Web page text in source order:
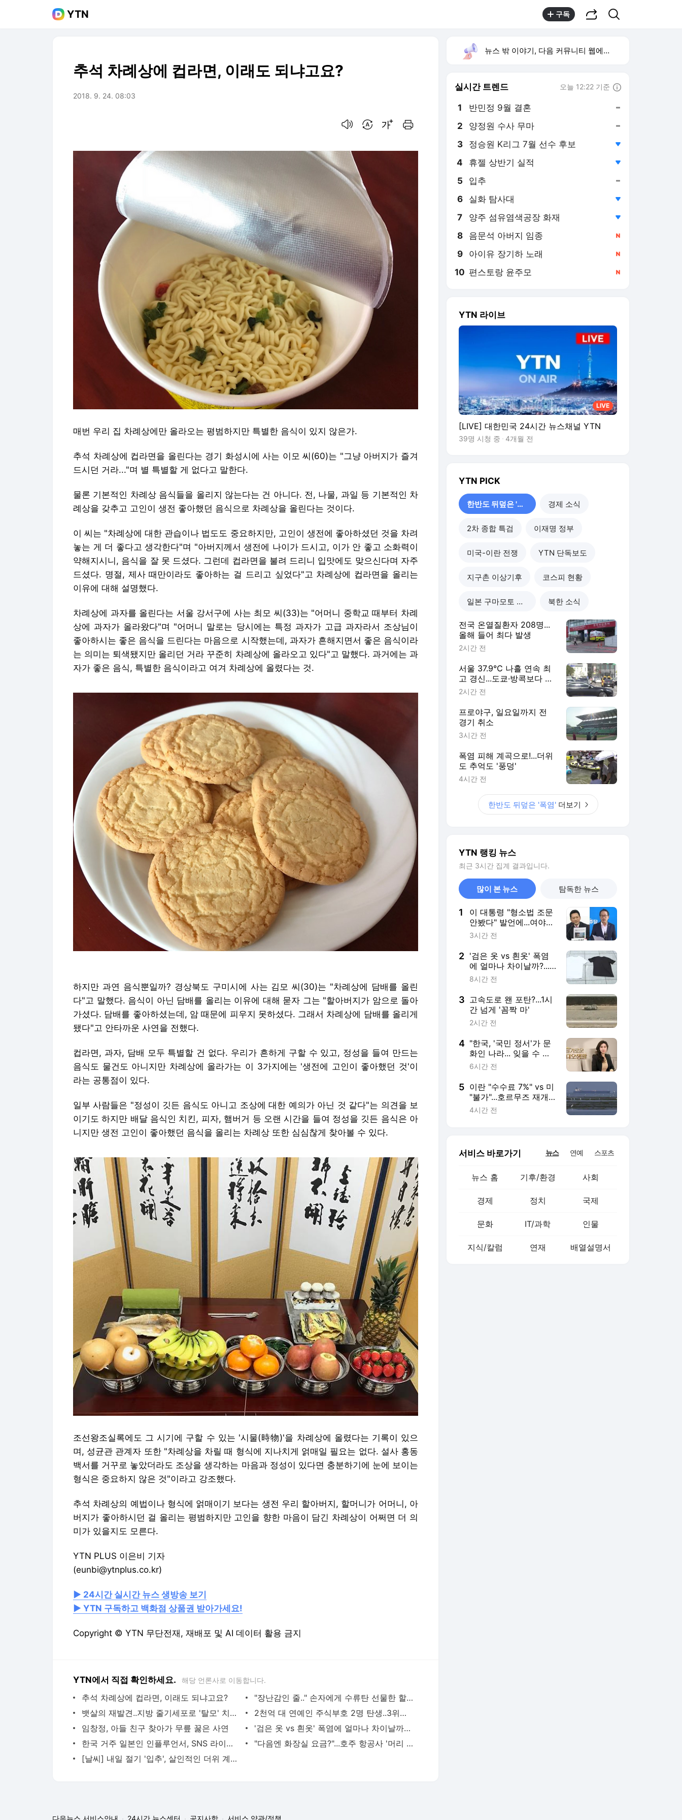
YTN 구독
추석 차례상에 컵라면, 이래도 되냐고요?
2018. 9. 24. 08:03
매번 우리 집 차례상에만 올라오는 평범하지만 특별한 음식이 있지 않은가.
추석 차례상에 컵라면을 올린다는 경기 화성시에 사는 이모 씨(60)는 "그냥 아버지가 즐겨
드시던 거라..."며 별 특별할 게 없다고 말한다.
물론 기본적인 차례상 음식들을 올리지 않는다는 건 아니다. 전, 나물, 과일 등 기본적인 차
례상을 갖추고 고인이 생전 좋아했던 음식으로 차례상을 올린다는 것이다.
이 씨는 "차례상에 대한 관습이나 법도도 중요하지만, 고인이 생전에 좋아하셨던 것을 차려
놓는 게 더 좋다고 생각한다"며 "아버지께서 생전에 나이가 드시고, 이가 안 좋고 소화력이
약해지시니, 음식을 잘 못 드셨다. 그런데 컵라면을 불려 드리니 입맛에도 맞으신다며 자주
드셨다. 명절, 제사 때만이라도 좋아하는 걸 드리고 싶었다"고 차례상에 컵라면을 올리는
이유에 대해 설명했다.
차례상에 과자를 올린다는 서울 강서구에 사는 최모 씨(33)는 "어머니 중학교 때부터 차례
상에 과자가 올라왔다"며 "어머니 말로는 당시에는 특정 과자가 고급 과자라서 조상님이
좋아하시는 좋은 음식을 드린다는 마음으로 시작했는데, 과자가 흔해지면서 좋은 음식이라
는 의미는 퇴색됐지만 올리던 거라 꾸준히 차례상에 올라오고 있다"고 말했다. 과거에는 과
자가 좋은 음식, 특별한 음식이라고 여겨 차례상에 올렸다는 것.
하지만 과연 음식뿐일까? 경상북도 구미시에 사는 김모 씨(30)는 "차례상에 담배를 올린
다"고 말했다. 음식이 아닌 담배를 올리는 이유에 대해 묻자 그는 "할아버지가 암으로 돌아
가셨다. 담배를 좋아하셨는데, 암 때문에 피우지 못하셨다. 그래서 차례상에 담배를 올리게
됐다"고 안타까운 사연을 전했다.
컵라면, 과자, 담배 모두 특별할 건 없다. 우리가 흔하게 구할 수 있고, 정성을 들여 만드는
음식도 물건도 아니지만 차례상에 올라가는 이 3가지에는 '생전에 고인이 좋아했던 것'이
라는 공통점이 있다.
일부 사람들은 "정성이 깃든 음식도 아니고 조상에 대한 예의가 아닌 것 같다"는 의견을 보
이기도 하지만 배달 음식인 치킨, 피자, 햄버거 등 오랜 시간을 들여 정성을 깃든 음식은 아
니지만 생전 고인이 좋아했던 음식을 올리는 차례상 또한 심심찮게 찾아볼 수 있다.
조선왕조실록에도 그 시기에 구할 수 있는 '시물(時物)'을 차례상에 올렸다는 기록이 있으
며, 성균관 관계자 또한 "차례상을 차릴 때 형식에 지나치게 얽매일 필요는 없다. 설사 홍동
백서를 거꾸로 놓았더라도 조상을 생각하는 마음과 정성이 있다면 충분하기에 눈에 보이는
형식은 중요하지 않은 것"이라고 강조했다.
추석 차례상의 예법이나 형식에 얽매이기 보다는 생전 우리 할아버지, 할머니가 어머니, 아
버지가 좋아하시던 걸 올리는 평범하지만 고인을 향한 마음이 담긴 차례상이 어쩌면 더 의
미가 있을지도 모른다.
YTN PLUS 이은비 기자
(eunbi@ytnplus.co.kr)
▶ 24시간 실시간 뉴스 생방송 보기
▶ YTN 구독하고 백화점 상품권 받아가세요!
Copyright © YTN 무단전재, 재배포 및 AI 데이터 활용 금지
YTN에서 직접 확인하세요. 해당 언론사로 이동합니다.
추석 차례상에 컵라면, 이래도 되냐고요?
"장난감인 줄.." 손자에게 수류탄 선물한 할머니
뱃살의 재발견..지방 줄기세포로 '탈모' 치료한다
2천억 대 연예인 주식부호 2명 탄생..3위는 양현석
임창정, 아들 친구 찾아가 무릎 꿇은 사연
'검은 옷 vs 흰옷' 폭염에 얼마나 차이날까?...수도권 극한 더위 절정
한국 거주 일본인 인플루언서, SNS 라이브방송 도중 사망
"다음엔 화장실 요금?"...호주 항공사 '머리 위 짐칸' 유료화
[날씨] 내일 절기 '입추', 살인적인 더위 계속...수도권 또 최고 기온 경신 가능성
뉴스 밖 이야기, 다음 커뮤니티 웹에서 보기
실시간 트렌드 오늘 12:22 기준
1 반민정 9월 결혼
2 양정원 수사 무마
3 정승원 K리그 7월 선수 후보
4 휴젤 상반기 실적
5 입추
6 실화 탐사대
7 양주 섬유염색공장 화재
8 음문석 아버지 임종
9 아이유 장기하 노래
10 편스토랑 윤주모
YTN 라이브
LIVE
[LIVE] 대한민국 24시간 뉴스채널 YTN
39명 시청 중 4개월 전
YTN PICK
한반도 뒤덮은 '폭염' 경제 소식
2차 종합 특검 이재명 정부
미국-이란 전쟁 YTN 단독보도
지구촌 이상기후 코스피 현황
일본 구마모토 강진 북한 소식
전국 온열질환자 208명...
올해 들어 최다 발생
2시간 전
서울 37.9℃ 나흘 연속 최
고 경신...도쿄·방콕보다 덥
다
2시간 전
프로야구, 일요일까지 전
경기 취소
3시간 전
폭염 피해 계곡으로!...더위
도 추억도 '풍덩'
4시간 전
한반도 뒤덮은 '폭염' 더보기
YTN 랭킹 뉴스
최근 3시간 집계 결과입니다.
많이 본 뉴스 탐독한 뉴스
1
이 대통령 "형소법 조문
안봤다" 발언에...여야
설전 격화
3시간 전
2 '검은 옷 vs 흰옷' 폭염
에 얼마나 차이날까?...
수도권 극한 더위 절정
8시간 전
3 고속도로 왠 포탄?...1시
간 넘게 '꼼짝 마'
2시간 전
4 "한국, '국민 정서'가 문
화인 나라... 잊을 수 없
어" 전세계 대표단 극찬,
新기록 세웠다
6시간 전
5 이란 "수수료 7%" vs 미
"불가"...호르무즈 재개
방 막판 진통
4시간 전
서비스 바로가기 뉴스 연예 스포츠
뉴스 홈 기후/환경 사회
경제 정치 국제
문화 IT/과학 인물
지식/칼럼 연재 배열설명서
다음뉴스 서비스안내 24시간 뉴스센터 공지사항 서비스 약관/정책